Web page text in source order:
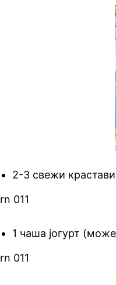
2-3 свежи
rn 011
1 чаша јогурт
rn 011